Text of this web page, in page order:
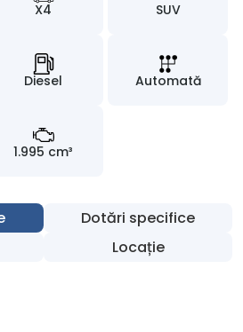
X4 SUV
Diesel Automată
1.995 cm³
Dotări specifice
Locație